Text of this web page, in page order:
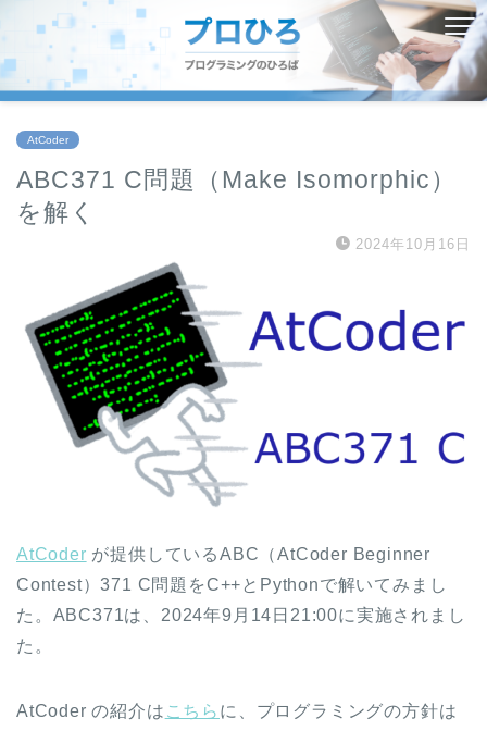
AtCoder
ABC371 C問題（Make Isomorphic）
を解く
2024年10月16日
AtCoder が提供しているABC（AtCoder Beginner
Contest）371 C問題をC++とPythonで解いてみまし
た。ABC371は、2024年9月14日21:00に実施されまし
た。
AtCoder の紹介は こちら に、プログラミングの方針は